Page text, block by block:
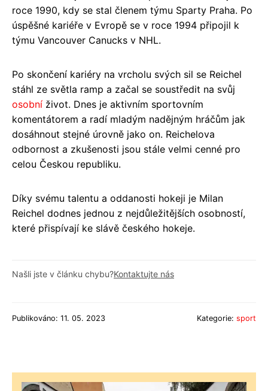
roce 1990, kdy se stal členem týmu Sparty Praha. Po
úspěšné kariéře v Evropě se v roce 1994 připojil k
týmu Vancouver Canucks v NHL.
Po skončení kariéry na vrcholu svých sil se Reichel
stáhl ze světla ramp a začal se soustředit na svůj
osobní život. Dnes je aktivním sportovním
komentátorem a radí mladým nadějným hráčům jak
dosáhnout stejné úrovně jako on. Reichelova
odbornost a zkušenosti jsou stále velmi cenné pro
celou Českou republiku.
Díky svému talentu a oddanosti hokeji je Milan
Reichel dodnes jednou z nejdůležitějších osobností,
které přispívají ke slávě českého hokeje.
Našli jste v článku chybu?Kontaktujte nás
Publikováno: 11. 05. 2023 Kategorie: sport